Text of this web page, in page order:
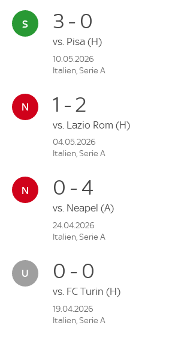
3 - 0
vs. Pisa (H)
10.05.2026
Italien, Serie A
1 - 2
vs. Lazio Rom (H)
04.05.2026
Italien, Serie A
0 - 4
vs. Neapel (A)
24.04.2026
Italien, Serie A
0 - 0
vs. FC Turin (H)
19.04.2026
Italien, Serie A